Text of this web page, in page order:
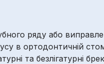
ряду або
в ортодонтичній
та безлігатурні